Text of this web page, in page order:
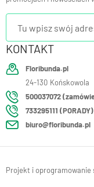
KONTAKT
Floribunda.pl
24-130 Końskowola
500037072
733295111 (PORADY)
biuro@floribunda.pl
Projekt i oprogramowanie